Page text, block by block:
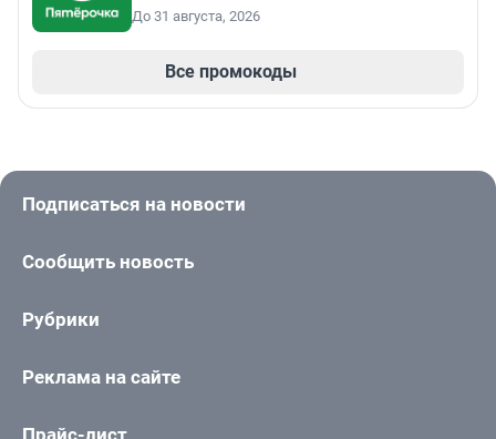
До 31 августа, 2026
Все промокоды
Подписаться на новости
Сообщить новость
Рубрики
Реклама на сайте
Прайс-лист